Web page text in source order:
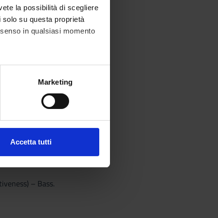
la possibilità di scegliere
su questa proprietà
in qualsiasi momento
metro,
che hai fornito loro o
Marketing
Accetta tutti
– Bass.